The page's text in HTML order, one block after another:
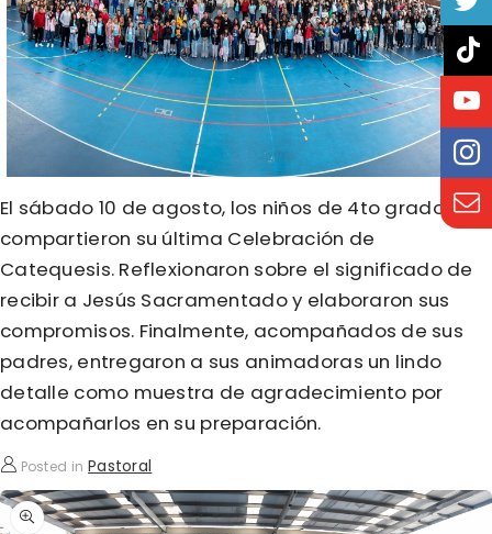
El sábado 10 de agosto, los niños de 4to grado
compartieron su última Celebración de
Catequesis. Reflexionaron sobre el significado de
recibir a Jesús Sacramentado y elaboraron sus
compromisos. Finalmente, acompañados de sus
padres, entregaron a sus animadoras un lindo
detalle como muestra de agradecimiento por
acompañarlos en su preparación.
Posted in Pastoral